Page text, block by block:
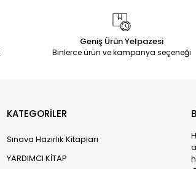
Geniş Ürün Yelpazesi
Binlerce ürün ve kampanya seçeneği
KATEGORİLER
Sınava Hazırlık Kitapları
YARDIMCI KİTAP